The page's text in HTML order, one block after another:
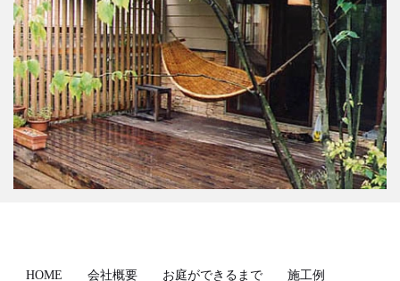
HOME 会社概要 お庭ができるまで 施工例